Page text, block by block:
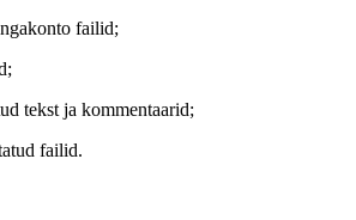
failid;
tekst ja kommentaarid;
failid.